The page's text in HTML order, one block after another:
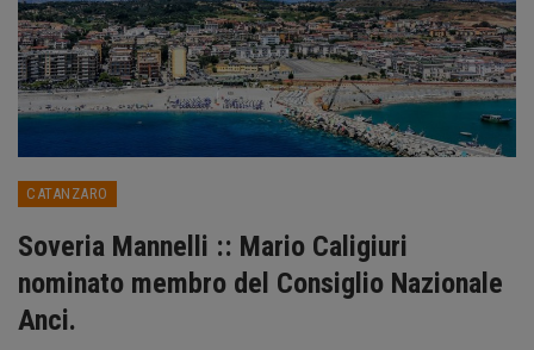
CATANZARO
Soveria Mannelli :: Mario Caligiuri
nominato membro del Consiglio Nazionale
Anci.